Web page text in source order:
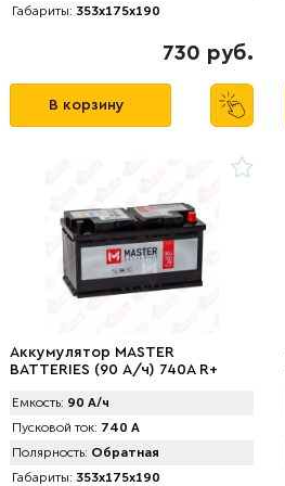
Габариты: 353x175x190
730 руб.
В корзину
Аккумулятор MАSTER
BATTERIES (90 А/ч) 740A R+
Емкость: 90 А/ч
Пусковой ток: 740 А
Полярность: Обратная
Габариты: 353x175x190